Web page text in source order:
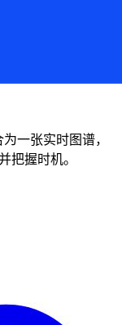
一张实时图谱，
把握时机。